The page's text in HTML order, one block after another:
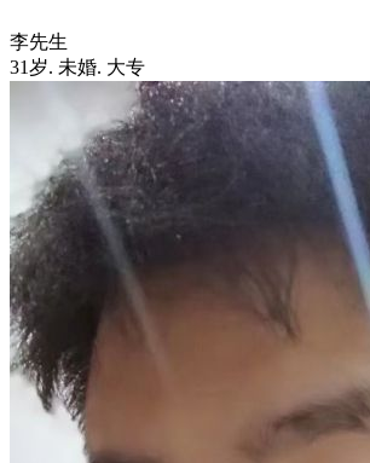
李先生
31岁. 未婚. 大专